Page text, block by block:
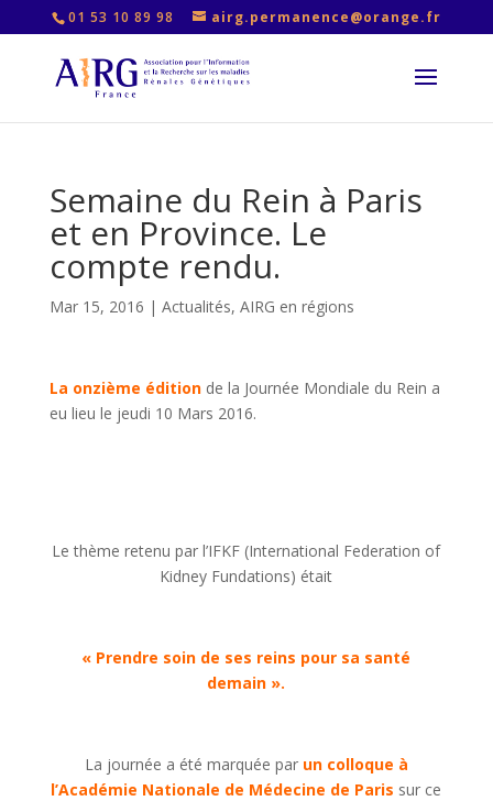
01 53 10 89 98 airg.permanence@orange.fr
Semaine du Rein à Paris
et en Province. Le
compte rendu.
Mar 15, 2016 | Actualités, AIRG en régions
La onzième éditionde la Journée Mondiale du Rein a
eu lieu le jeudi 10 Mars 2016.
Le thème retenu par l’IFKF (International Federation of
Kidney Fundations) était
« Prendre soin de ses reins pour sa santé
demain ».
La journée a été marquée par un colloque à
l’Académie Nationale de Médecine de Paris sur ce